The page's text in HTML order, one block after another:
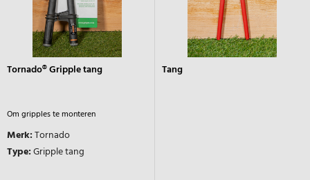
Tornado® Gripple tang
Om gripples te monteren
Merk:Tornado
Type:Gripple tang
Tang